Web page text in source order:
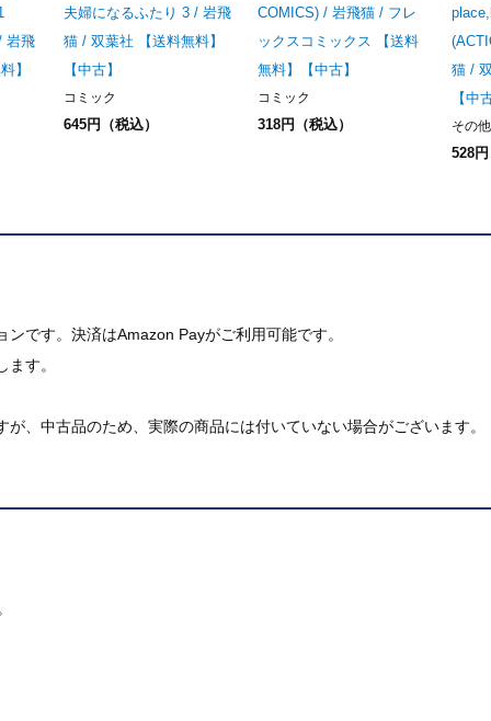
岩飛
】
夫婦になるふたり 3 / 岩飛
猫 / 双葉社 【送料無料】
【中古】
コミック
645円（税込）
COMICS) / 岩飛猫 / フレ
ックスコミックス 【送料
無料】【中古】
コミック
318円（税込）
猫 /
【中
その他
528
です。決済はAmazon Payがご利用可能です。
す。
、中古品のため、実際の商品には付いていない場合がございます。